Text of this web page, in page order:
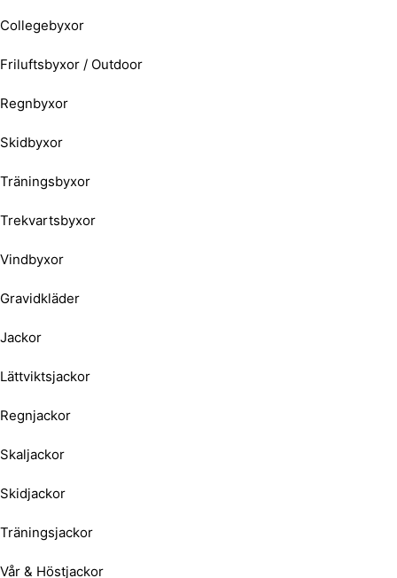
Collegebyxor
Friluftsbyxor / Outdoor
Regnbyxor
Skidbyxor
Träningsbyxor
Trekvartsbyxor
Vindbyxor
Gravidkläder
Jackor
Lättviktsjackor
Regnjackor
Skaljackor
Skidjackor
Träningsjackor
Vår & Höstjackor